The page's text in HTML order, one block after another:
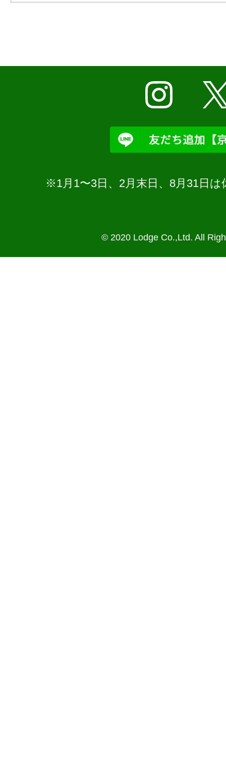
※1月1〜3日、2月末日、8月31日
© 2020 Lodge Co.,Ltd. All